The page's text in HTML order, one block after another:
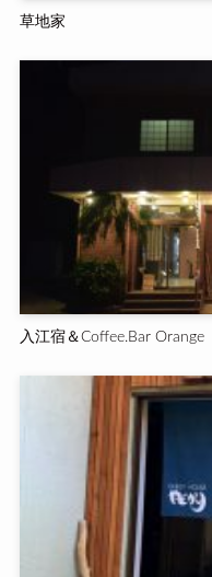
草地家
入江宿＆Coffee.Bar Orange